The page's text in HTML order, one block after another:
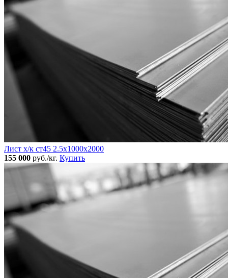
Лист х/к ст45 2.5х1000х2000
155 000 руб./кг. Купить